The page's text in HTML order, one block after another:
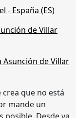
- España (ES)
de Villar
que no está
mande un
posible. Desde ya